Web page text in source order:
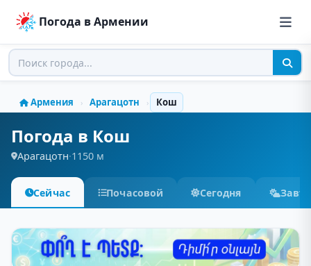
Погода в Армении
Армения › Арагацотн › Кош
Погода в Кош
Арагацотн·1150 м
Сейчас Почасовой Сегодня